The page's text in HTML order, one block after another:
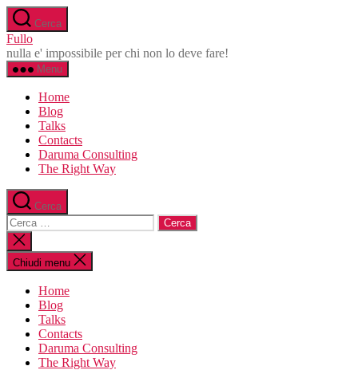
Salta
al
contenuto
Cerca
Fullo
nulla e' impossibile per chi non lo deve fare!
Menu
Home
Blog
Talks
Contacts
Daruma Consulting
The Right Way
Cerca
Cerca:
Chiudi
la
ricerca
Chiudi menu
Home
Blog
Talks
Contacts
Daruma Consulting
The Right Way